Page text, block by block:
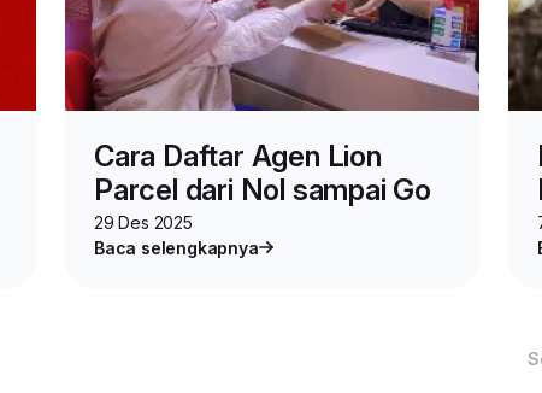
Cara Daftar Agen Lion
Parcel dari Nol sampai Go
29 Des 2025
Baca selengkapnya